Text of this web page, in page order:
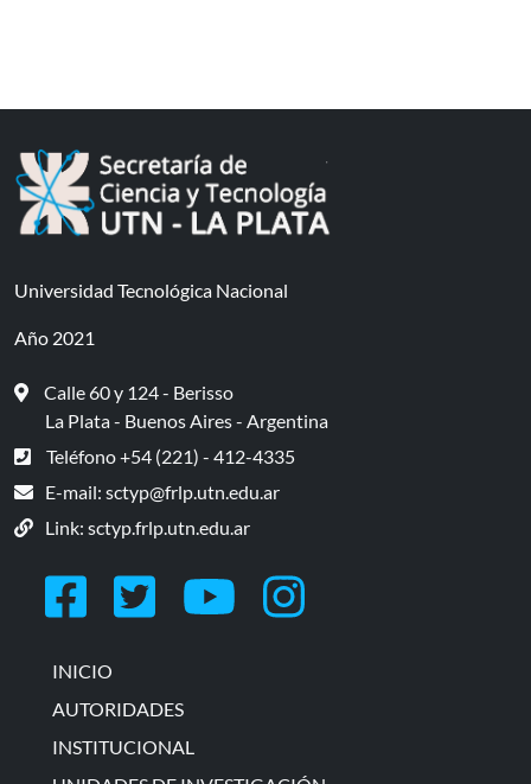
Universidad Tecnológica Nacional
Año 2021
Calle 60 y 124 - Berisso
La Plata - Buenos Aires - Argentina
Teléfono +54 (221) - 412-4335
E-mail: sctyp@frlp.utn.edu.ar
Link: sctyp.frlp.utn.edu.ar
INICIO
AUTORIDADES
INSTITUCIONAL